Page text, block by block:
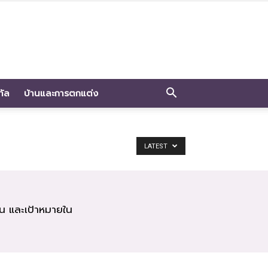
ล บ้านและการตกแต่ง
LATEST
ละเป้าหมายใน